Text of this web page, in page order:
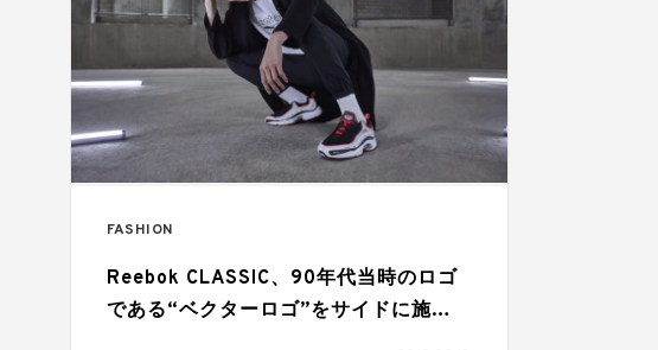
FASHION
Reebok CLASSIC、90年代当時のロゴ
である“ベクターロゴ”をサイドに施し